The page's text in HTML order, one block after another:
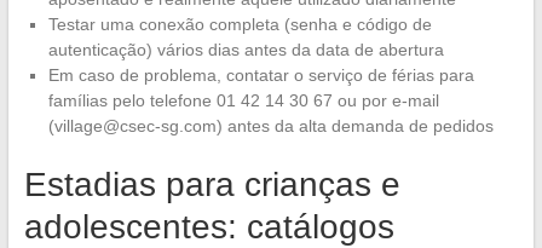
Testar uma conexão completa (senha e código de
autenticação) vários dias antes da data de abertura
Em caso de problema, contatar o serviço de férias para
famílias pelo telefone 01 42 14 30 67 ou por e-mail
(village@csec-sg.com) antes da alta demanda de pedidos
Estadias para crianças e
adolescentes: catálogos